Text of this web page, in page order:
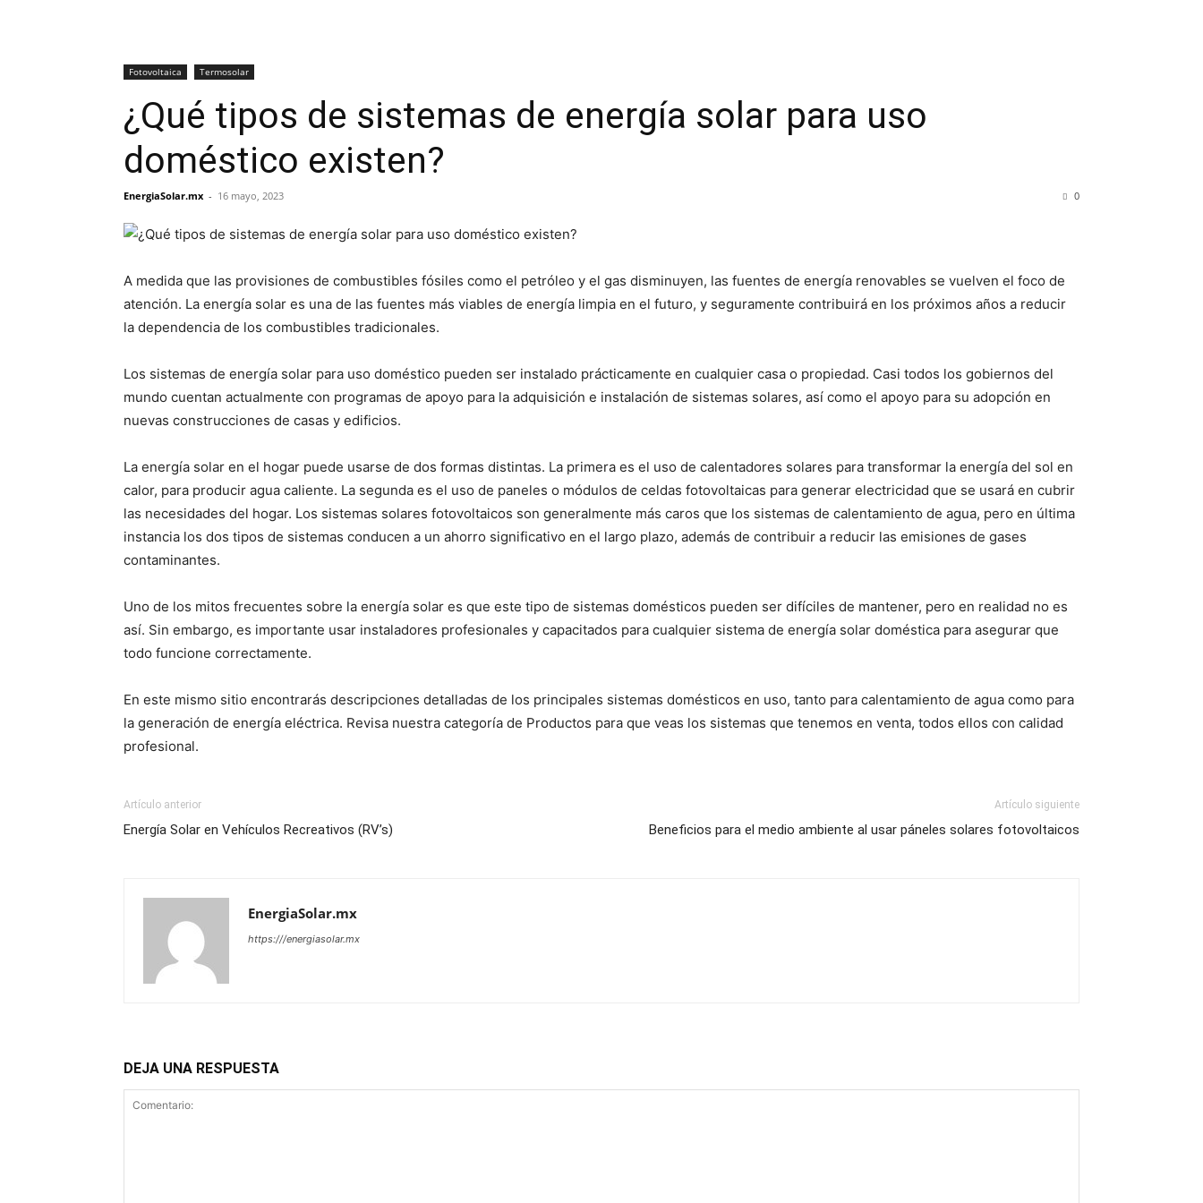
Fotovoltaica Termosolar
¿Qué tipos de sistemas de energía solar para uso
doméstico existen?
EnergiaSolar.mx - 16 mayo, 2023 0
A medida que las provisiones de combustibles fósiles como el petróleo y el gas disminuyen, las fuentes de energía renovables se vuelven el foco de
atención. La energía solar es una de las fuentes más viables de energía limpia en el futuro, y seguramente contribuirá en los próximos años a reducir
la dependencia de los combustibles tradicionales.
Los sistemas de energía solar para uso doméstico pueden ser instalado prácticamente en cualquier casa o propiedad. Casi todos los gobiernos del
mundo cuentan actualmente con programas de apoyo para la adquisición e instalación de sistemas solares, así como el apoyo para su adopción en
nuevas construcciones de casas y edificios.
La energía solar en el hogar puede usarse de dos formas distintas. La primera es el uso de calentadores solares para transformar la energía del sol en
calor, para producir agua caliente. La segunda es el uso de paneles o módulos de celdas fotovoltaicas para generar electricidad que se usará en cubrir
las necesidades del hogar. Los sistemas solares fotovoltaicos son generalmente más caros que los sistemas de calentamiento de agua, pero en última
instancia los dos tipos de sistemas conducen a un ahorro significativo en el largo plazo, además de contribuir a reducir las emisiones de gases
contaminantes.
Uno de los mitos frecuentes sobre la energía solar es que este tipo de sistemas domésticos pueden ser difíciles de mantener, pero en realidad no es
así. Sin embargo, es importante usar instaladores profesionales y capacitados para cualquier sistema de energía solar doméstica para asegurar que
todo funcione correctamente.
En este mismo sitio encontrarás descripciones detalladas de los principales sistemas domésticos en uso, tanto para calentamiento de agua como para
la generación de energía eléctrica. Revisa nuestra categoría de Productos para que veas los sistemas que tenemos en venta, todos ellos con calidad
profesional.
Artículo anterior
Energía Solar en Vehículos Recreativos (RV’s)
Artículo siguiente
Beneficios para el medio ambiente al usar páneles solares fotovoltaicos
EnergiaSolar.mx
https:///energiasolar.mx
DEJA UNA RESPUESTA